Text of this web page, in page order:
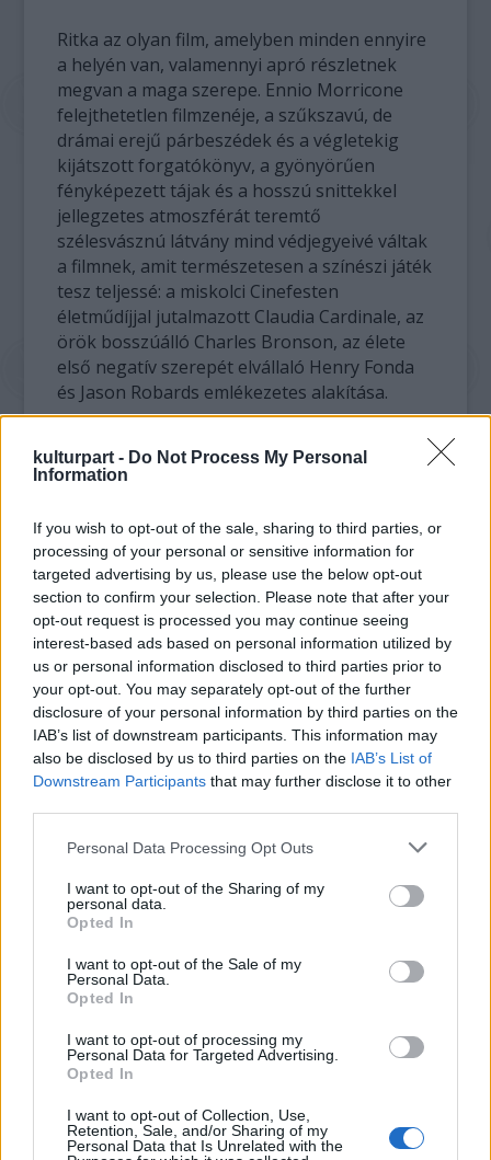
kulturpart - Do Not Process My Personal
Information
If you wish to opt-out of the sale, sharing to third parties, or
processing of your personal or sensitive information for
targeted advertising by us, please use the below opt-out
section to confirm your selection. Please note that after your
opt-out request is processed you may continue seeing
interest-based ads based on personal information utilized by
us or personal information disclosed to third parties prior to
your opt-out. You may separately opt-out of the further
disclosure of your personal information by third parties on the
IAB’s list of downstream participants. This information may
also be disclosed by us to third parties on the IAB’s List of
Downstream Participants that may further disclose it to other
Please note that this website/app uses one or more Google
not limited to your visit or usage behaviour. You may click to
grant or deny consent to Google and its third-party tags to
use your data for below specified purposes in below Google
consent section.
Personal Data Processing Opt Outs
I want to opt-out of the Sharing of my
personal data.
Opted In
I want to opt-out of the Sale of my
Personal Data.
Opted In
I want to opt-out of processing my
Personal Data for Targeted Advertising.
Opted In
I want to opt-out of Collection, Use,
Retention, Sale, and/or Sharing of my
Personal Data that Is Unrelated with the
Ritka az olyan film, amelyben minden ennyire
a helyén van, valamennyi apró részletnek
megvan a maga szerepe. Ennio Morricone
felejthetetlen filmzenéje, a szűkszavú, de
drámai erejű párbeszédek és a végletekig
kijátszott forgatókönyv, a gyönyörűen
fényképezett tájak és a hosszú snittekkel
jellegzetes atmoszférát teremtő
szélesvásznú látvány mind védjegyeivé váltak
a filmnek, amit természetesen a színészi játék
tesz teljessé: a miskolci Cinefesten
életműdíjjal jutalmazott Claudia Cardinale, az
örök bosszúálló Charles Bronson, az élete
első negatív szerepét elvállaló Henry Fonda
és Jason Robards emlékezetes alakítása.
A kritikusok egybehangzó véleménye szerint
erre az alkotásra különösen igaz, hogy aki
nem látta mozivásznon, az nem is látta
igazán. Közel ötven évvel az eredeti bemutató
után erre most újra lehetőség nyílik: a film
limitált vetítéssorozat keretében, néhány
színpadi produkciók közvetítéseire és
filmtörténeti klasszikusok újra-bemutatására
forgalmazásában.